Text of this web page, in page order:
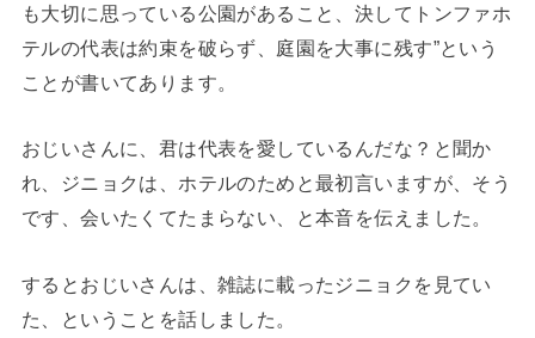
も大切に思っている公園があること、決してトンファホ
テルの代表は約束を破らず、庭園を大事に残す”という
ことが書いてあります。
おじいさんに、君は代表を愛しているんだな？と聞か
れ、ジニョクは、ホテルのためと最初言いますが、そう
です、会いたくてたまらない、と本音を伝えました。
するとおじいさんは、雑誌に載ったジニョクを見てい
た、ということを話しました。